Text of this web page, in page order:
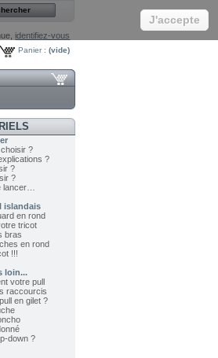
identifiez-vous
Panier : (vide)
?
?
?
?
lancer…
islandais
en rond
tricot
bras
en rond
!!!
loin...
votre pull
raccourcis
en gilet ?
down ?
J'accepte